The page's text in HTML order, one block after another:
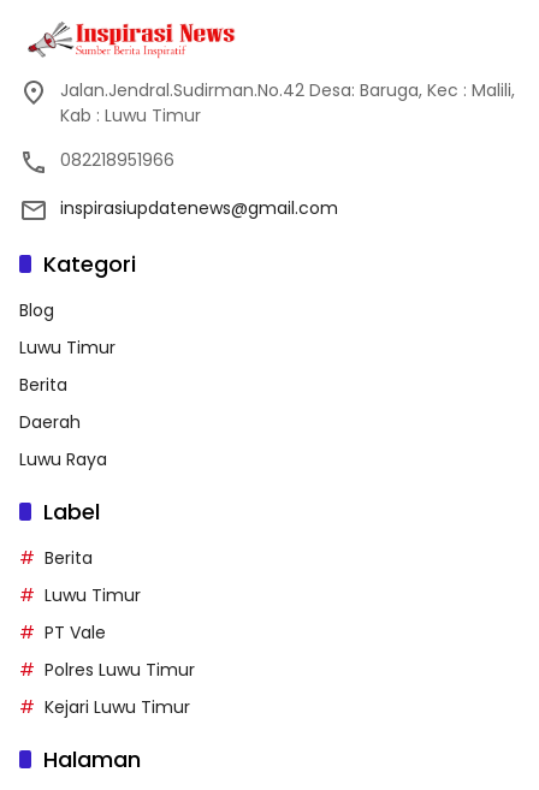
Jalan.Jendral.Sudirman.No.42 Desa: Baruga, Kec : Malili,
Kab : Luwu Timur
082218951966
inspirasiupdatenews@gmail.com
Kategori
Blog
Luwu Timur
Berita
Daerah
Luwu Raya
Label
Berita
Luwu Timur
PT Vale
Polres Luwu Timur
Kejari Luwu Timur
Halaman